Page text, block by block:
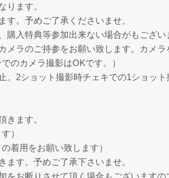
ります。
。予めご了承くださいませ。
入特典等参加出来ない場合がもござい
メラのご持参をお願い致します。カメ
のカメラ撮影はOKです。）
2ショット撮影時チェキでの1ショット
きます。
）
着用をお願い致します）
す。予めご了承下さいませ。
お断りさせて頂く場合もございますの